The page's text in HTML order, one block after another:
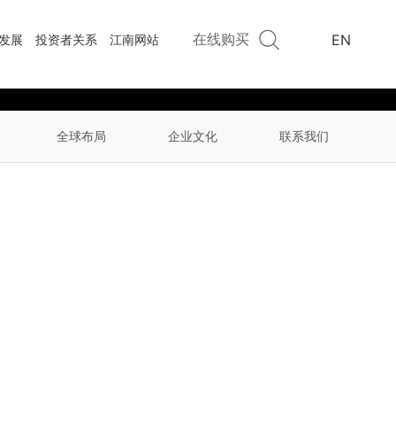
展 投资者关系 江南网站 在线购买 EN
全球布局 企业文化 联系我们